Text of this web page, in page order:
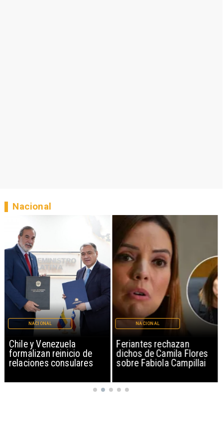
Chile y Venezuela
formalizan reinicio de
relaciones consulares
NACIONAL
Feriantes rechazan
dichos de Camila Flores
sobre Fabiola Campillai
NACIONAL
Nacional